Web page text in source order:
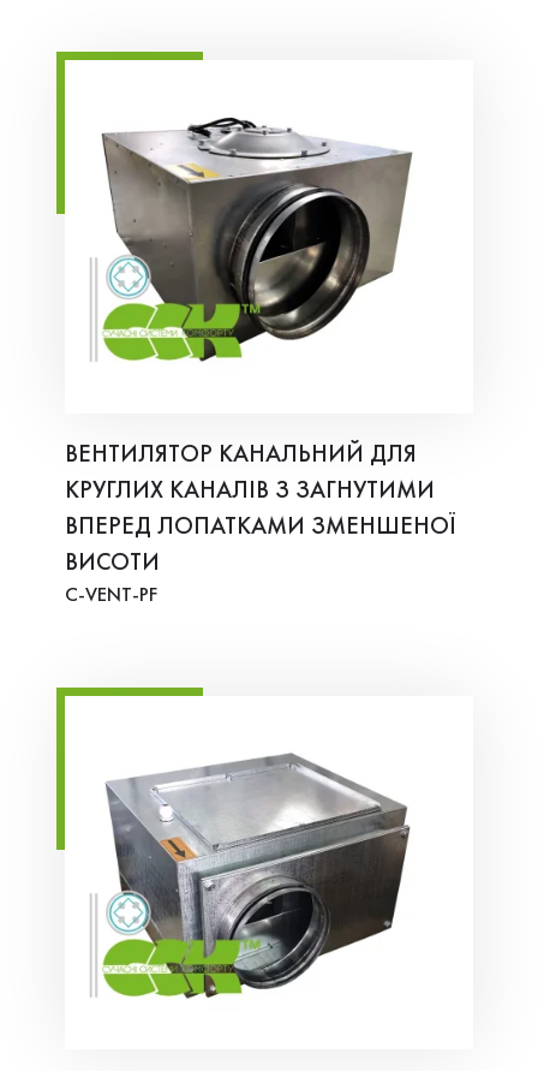
ВЕНТИЛЯТОР КАНАЛЬНИЙ ДЛЯ
КРУГЛИХ КАНАЛІВ З ЗАГНУТИМИ
ВПЕРЕД ЛОПАТКАМИ ЗМЕНШЕНОЇ
ВИСОТИ
C-VENT-PF